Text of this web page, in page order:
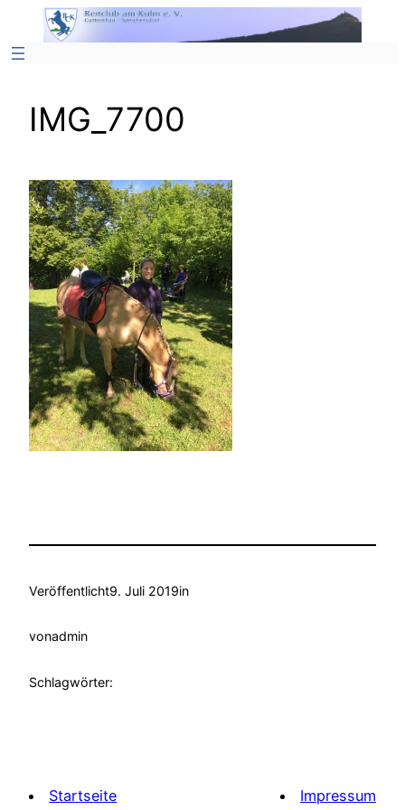
Inhalt
springen
IMG_7700
Veröffentlicht9. Juli 2019in
vonadmin
Schlagwörter:
Startseite
Impressum